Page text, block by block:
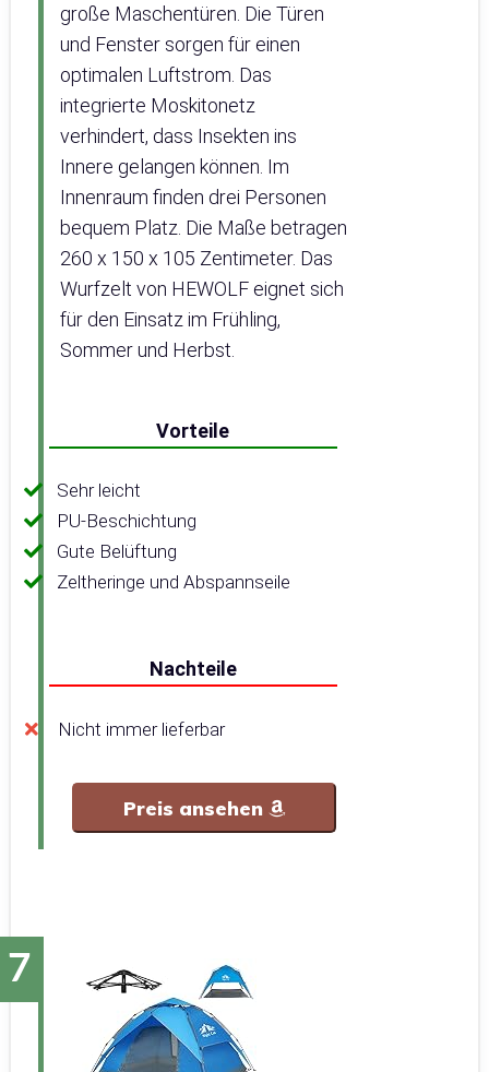
große Maschentüren. Die Türen
und Fenster sorgen für einen
optimalen Luftstrom. Das
integrierte Moskitonetz
verhindert, dass Insekten ins
Innere gelangen können. Im
Innenraum finden drei Personen
bequem Platz. Die Maße betragen
260 x 150 x 105 Zentimeter. Das
Wurfzelt von HEWOLF eignet sich
für den Einsatz im Frühling,
Sommer und Herbst.
Vorteile
Sehr leicht
PU-Beschichtung
Gute Belüftung
Zeltheringe und Abspannseile
Nachteile
Nicht immer lieferbar
Preis ansehen